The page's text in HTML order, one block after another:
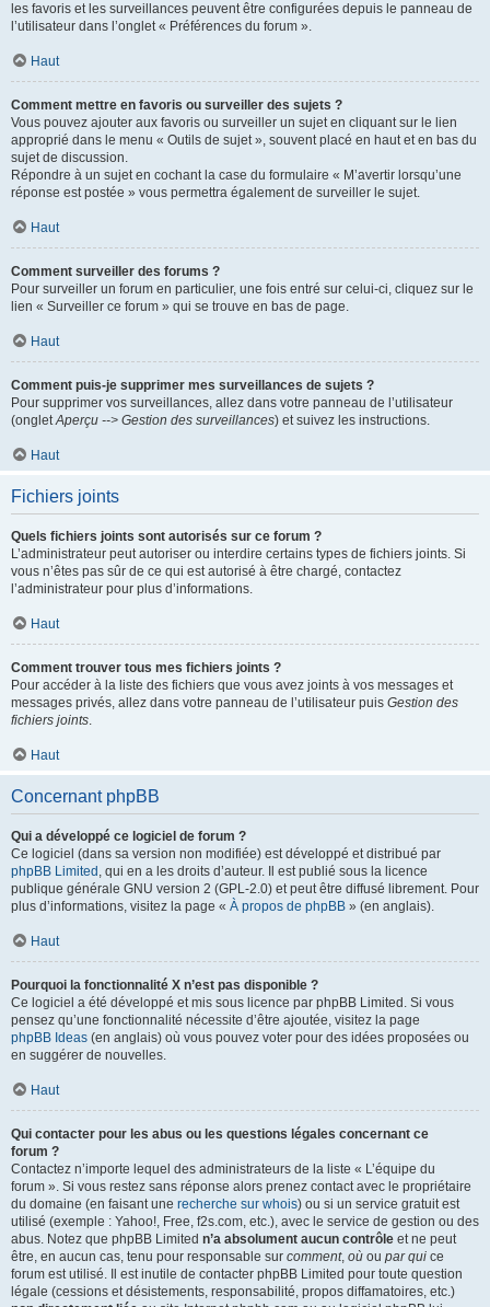
les favoris et les surveillances peuvent être configurées depuis le panneau de
l’utilisateur dans l’onglet « Préférences du forum ».
Haut
Comment mettre en favoris ou surveiller des sujets ?
Vous pouvez ajouter aux favoris ou surveiller un sujet en cliquant sur le lien
approprié dans le menu « Outils de sujet », souvent placé en haut et en bas du
sujet de discussion.
Répondre à un sujet en cochant la case du formulaire « M’avertir lorsqu’une
réponse est postée » vous permettra également de surveiller le sujet.
Haut
Comment surveiller des forums ?
Pour surveiller un forum en particulier, une fois entré sur celui-ci, cliquez sur le
lien « Surveiller ce forum » qui se trouve en bas de page.
Haut
Comment puis-je supprimer mes surveillances de sujets ?
Pour supprimer vos surveillances, allez dans votre panneau de l’utilisateur
(ongletAperçu --> Gestion des surveillances) et suivez les instructions.
Haut
Fichiers joints
Quels fichiers joints sont autorisés sur ce forum ?
L’administrateur peut autoriser ou interdire certains types de fichiers joints. Si
vous n’êtes pas sûr de ce qui est autorisé à être chargé, contactez
l’administrateur pour plus d’informations.
Haut
Comment trouver tous mes fichiers joints ?
Pour accéder à la liste des fichiers que vous avez joints à vos messages et
messages privés, allez dans votre panneau de l’utilisateur puis Gestion des
fichiers joints.
Haut
Concernant phpBB
Qui a développé ce logiciel de forum ?
Ce logiciel (dans sa version non modifiée) est développé et distribué par
phpBB Limited , qui en a les droits d’auteur. Il est publié sous la licence
publique générale GNU version 2 (GPL-2.0) et peut être diffusé librement. Pour
plus d’informations, visitez la page « À propos de phpBB » (en anglais).
Haut
Pourquoi la fonctionnalité X n’est pas disponible ?
Ce logiciel a été développé et mis sous licence par phpBB Limited. Si vous
pensez qu’une fonctionnalité nécessite d’être ajoutée, visitez la page
phpBB Ideas (en anglais) où vous pouvez voter pour des idées proposées ou
en suggérer de nouvelles.
Haut
Qui contacter pour les abus ou les questions légales concernant ce
forum ?
Contactez n’importe lequel des administrateurs de la liste « L’équipe du
forum ». Si vous restez sans réponse alors prenez contact avec le propriétaire
du domaine (en faisant une recherche sur whois) ou si un service gratuit est
utilisé (exemple : Yahoo!, Free, f2s.com, etc.), avec le service de gestion ou des
abus. Notez que phpBB Limited n’a absolument aucun contrôle et ne peut
être, en aucun cas, tenu pour responsable sur comment, où ou par qui ce
forum est utilisé. Il est inutile de contacter phpBB Limited pour toute question
légale (cessions et désistements, responsabilité, propos diffamatoires, etc.)